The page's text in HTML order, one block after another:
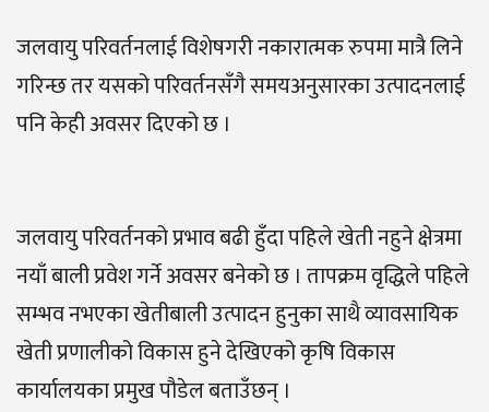
जलवायु परिवर्तनलाई विशेषगरी नकारात्मक रुपमा मात्रै लिने
गरिन्छ तर यसको परिवर्तनसँगै समयअनुसारका उत्पादनलाई
पनि केही अवसर दिएको छ ।
जलवायु परिवर्तनको प्रभाव बढी हुँदा पहिले खेती नहुने क्षेत्रमा
नयाँ बाली प्रवेश गर्ने अवसर बनेको छ । तापक्रम वृद्धिले पहिले
सम्भव नभएका खेतीबाली उत्पादन हुनुका साथै व्यावसायिक
खेती प्रणालीको विकास हुने देखिएको कृषि विकास
कार्यालयका प्रमुख पौडेल बताउँछन् ।